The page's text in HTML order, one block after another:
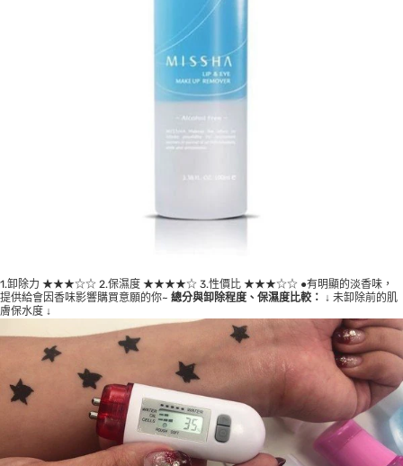
1.卸除力 ★★★☆☆ 2.保濕度 ★★★★☆ 3.性價比 ★★★☆☆ ●有明顯的淡香味，
提供給會因香味影響購買意願的你~ 總分與卸除程度、保濕度比較： ↓ 未卸除前的肌
膚保水度 ↓